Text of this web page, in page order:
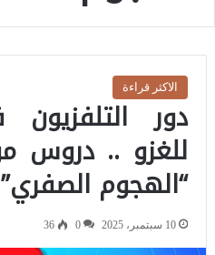
الاكثر قراءة
دور
للغزو .. دروس
“الهجوم الصفري”
10 سبتمبر، 2025 0
36